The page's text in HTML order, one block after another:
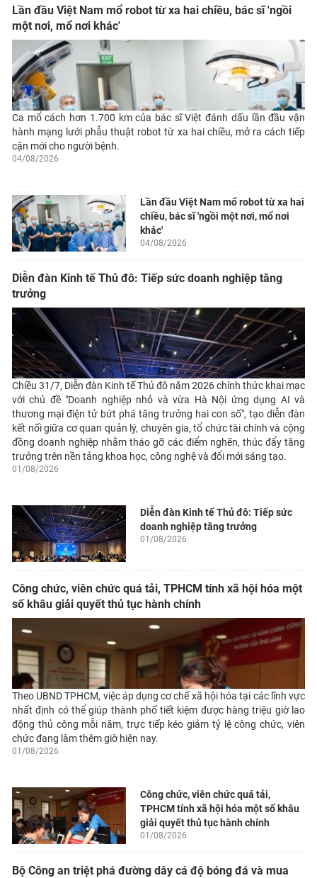
Lần đầu Việt Nam mổ robot từ xa hai chiều, bác sĩ 'ngồi
một nơi, mổ nơi khác'
Ca mổ cách hơn 1.700 km của bác sĩ Việt đánh dấu lần đầu vận
hành mạng lưới phẫu thuật robot từ xa hai chiều, mở ra cách tiếp
cận mới cho người bệnh.
04/08/2026
Lần đầu Việt Nam mổ robot từ xa hai
chiều, bác sĩ 'ngồi một nơi, mổ nơi
khác'
04/08/2026
Diễn đàn Kinh tế Thủ đô: Tiếp sức doanh nghiệp tăng
trưởng
Chiều 31/7, Diễn đàn Kinh tế Thủ đô năm 2026 chính thức khai mạc
với chủ đề "Doanh nghiệp nhỏ và vừa Hà Nội ứng dụng AI và
thương mại điện tử bứt phá tăng trưởng hai con số", tạo diễn đàn
kết nối giữa cơ quan quản lý, chuyên gia, tổ chức tài chính và cộng
đồng doanh nghiệp nhằm tháo gỡ các điểm nghẽn, thúc đẩy tăng
trưởng trên nền tảng khoa học, công nghệ và đổi mới sáng tạo.
01/08/2026
Diễn đàn Kinh tế Thủ đô: Tiếp sức
doanh nghiệp tăng trưởng
01/08/2026
Công chức, viên chức quá tải, TPHCM tính xã hội hóa một
số khâu giải quyết thủ tục hành chính
Theo UBND TPHCM, việc áp dụng cơ chế xã hội hóa tại các lĩnh vực
nhất định có thể giúp thành phố tiết kiệm được hàng triệu giờ lao
động thủ công mỗi năm, trực tiếp kéo giảm tỷ lệ công chức, viên
chức đang làm thêm giờ hiện nay.
01/08/2026
Công chức, viên chức quá tải,
TPHCM tính xã hội hóa một số khâu
giải quyết thủ tục hành chính
01/08/2026
Bộ Công an triệt phá đường dây cá độ bóng đá và mua